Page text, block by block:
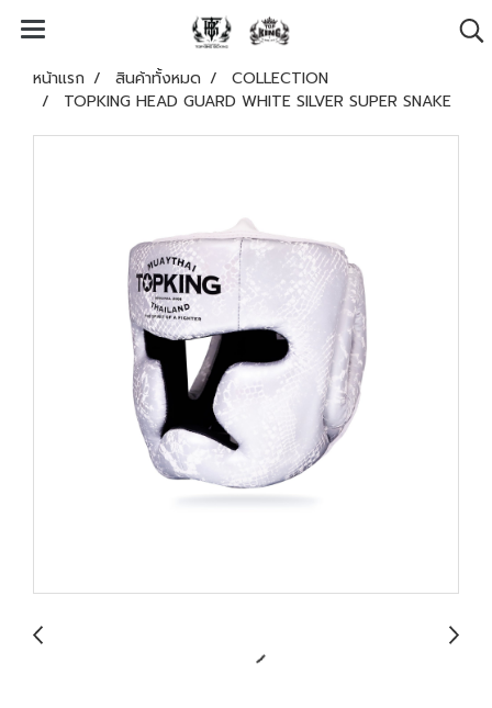
หน้าแรก สินค้าทั้งหมด
COLLECTION
TOPKING HEAD GUARD WHITE SILVER SUPER SNAKE